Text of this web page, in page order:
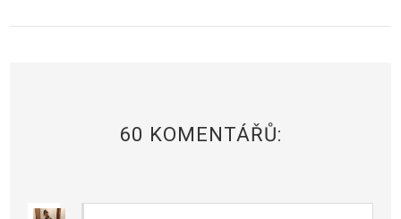
60 KOMENTÁŘŮ: